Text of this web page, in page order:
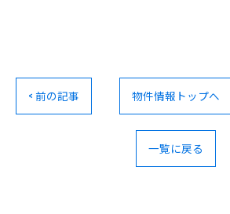
< 前の記事 物件情報トップへ
一覧に戻る